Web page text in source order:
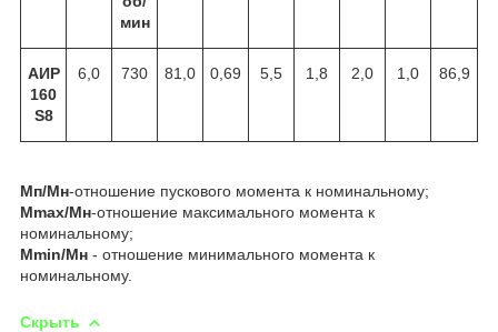
мин
АИР
160
S8
6,0 730 81,0 0,69 5,5 1,8 2,0 1,0 86,9
Мп/Мн-отношение пускового момента к номинальному;
Мmax/Mн-отношение максимального момента к
номинальному;
Мmin/Mн - отношение минимального момента к
номинальному.
Скрыть